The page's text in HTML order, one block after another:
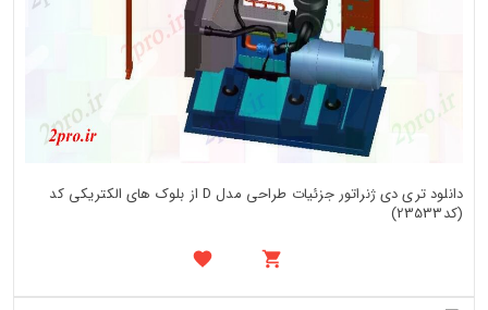
دانلود تری دی ژنراتور جزئیات طراحی مدل D از بلوک های الکتریکی کد
(کد23533)